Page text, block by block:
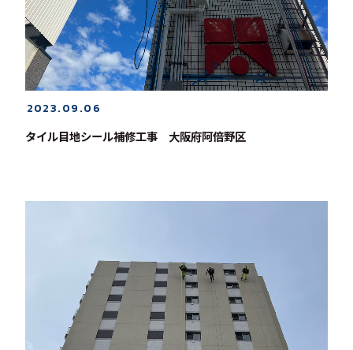
2023.09.06
タイル目地シール補修工事 大阪府阿倍野区